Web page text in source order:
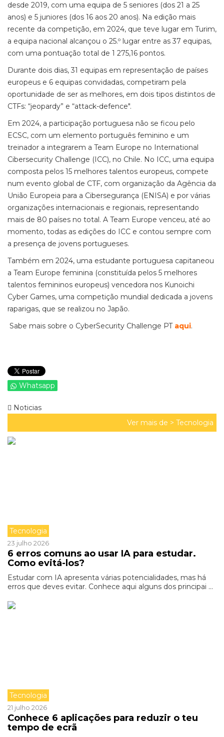
desde 2019, com uma equipa de 5 seniores (dos 21 a 25
anos) e 5 juniores (dos 16 aos 20 anos). Na edição mais
recente da competição, em 2024, que teve lugar em Turim,
a equipa nacional alcançou o 25.º lugar entre as 37 equipas,
com uma pontuação total de 1 275,16 pontos.
Durante dois dias, 31 equipas em representação de países
europeus e 6 equipas convidadas, competiram pela
oportunidade de ser as melhores, em dois tipos distintos de
CTFs: “jeopardy” e “attack-defence".
Em 2024, a participação portuguesa não se ficou pelo
ECSC, com um elemento português feminino e um
treinador a integrarem a Team Europe no International
Cibersecurity Challenge (ICC), no Chile. No ICC, uma equipa
composta pelos 15 melhores talentos europeus, compete
num evento global de CTF, com organização da Agência da
União Europeia para a Cibersegurança (ENISA) e por várias
organizações internacionais e regionais, representando
mais de 80 países no total. A Team Europe venceu, até ao
momento, todas as edições do ICC e contou sempre com
a presença de jovens portugueses.
Também em 2024, uma estudante portuguesa capitaneou
a Team Europe feminina (constituída pelos 5 melhores
talentos femininos europeus) vencedora nos Kunoichi
Cyber Games, uma competição mundial dedicada a jovens
raparigas, que se realizou no Japão.
Sabe mais sobre o CyberSecurity Challenge PT aqui.
Whatsapp
Noticias
Ver mais de > Tecnologia
Tecnologia
23 julho 2026
6 erros comuns ao usar IA para estudar.
Como evitá-los?
Estudar com IA apresenta várias potencialidades, mas há
erros que deves evitar. Conhece aqui alguns dos principai ...
Tecnologia
21 julho 2026
Conhece 6 aplicações para reduzir o teu
tempo de ecrã